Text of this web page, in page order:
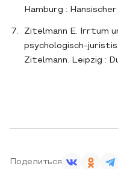
Hamburg :
Zitelmann E. Irrtum
psychologisch-
Zitelmann. Leipzig :
Поделиться